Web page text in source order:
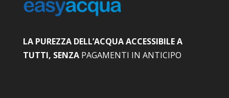
LA PUREZZA DELL’ACQUA ACCESSIBILE A
TUTTI, SENZAPAGAMENTI IN ANTICIPO